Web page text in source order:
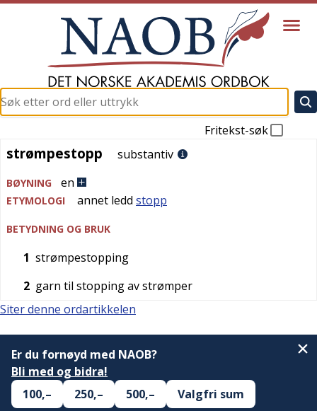
Fritekst-søk
strømpestopp
strømpestopp substantiv
BØYNING en
ETYMOLOGI annet ledd stopp
BETYDNING OG BRUK
1 strømpestopping
2 garn til stopping av strømper
Siter denne ordartikkelen
Er du fornøyd med NAOB?
Bli med og bidra!
100,–
250,– 500,– Valgfri sum